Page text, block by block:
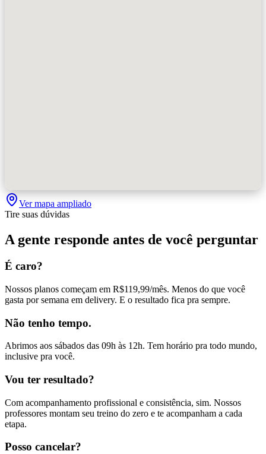
Ver mapa ampliado
Tire suas dúvidas
A gente responde antes de você perguntar
É caro?
Nossos planos começam em R$119,99/mês. Menos do que você
gasta por semana em delivery. E o resultado fica pra sempre.
Não tenho tempo.
Abrimos aos sábados das 09h às 12h. Tem horário pra todo mundo,
inclusive pra você.
Vou ter resultado?
Com acompanhamento profissional e consistência, sim. Nossos
professores montam seu treino do zero e te acompanham a cada
etapa.
Posso cancelar?